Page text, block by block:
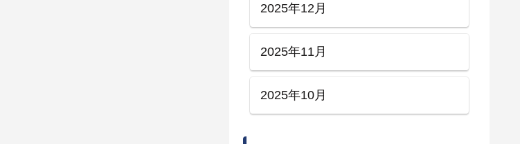
2025年12月
2025年11月
2025年10月